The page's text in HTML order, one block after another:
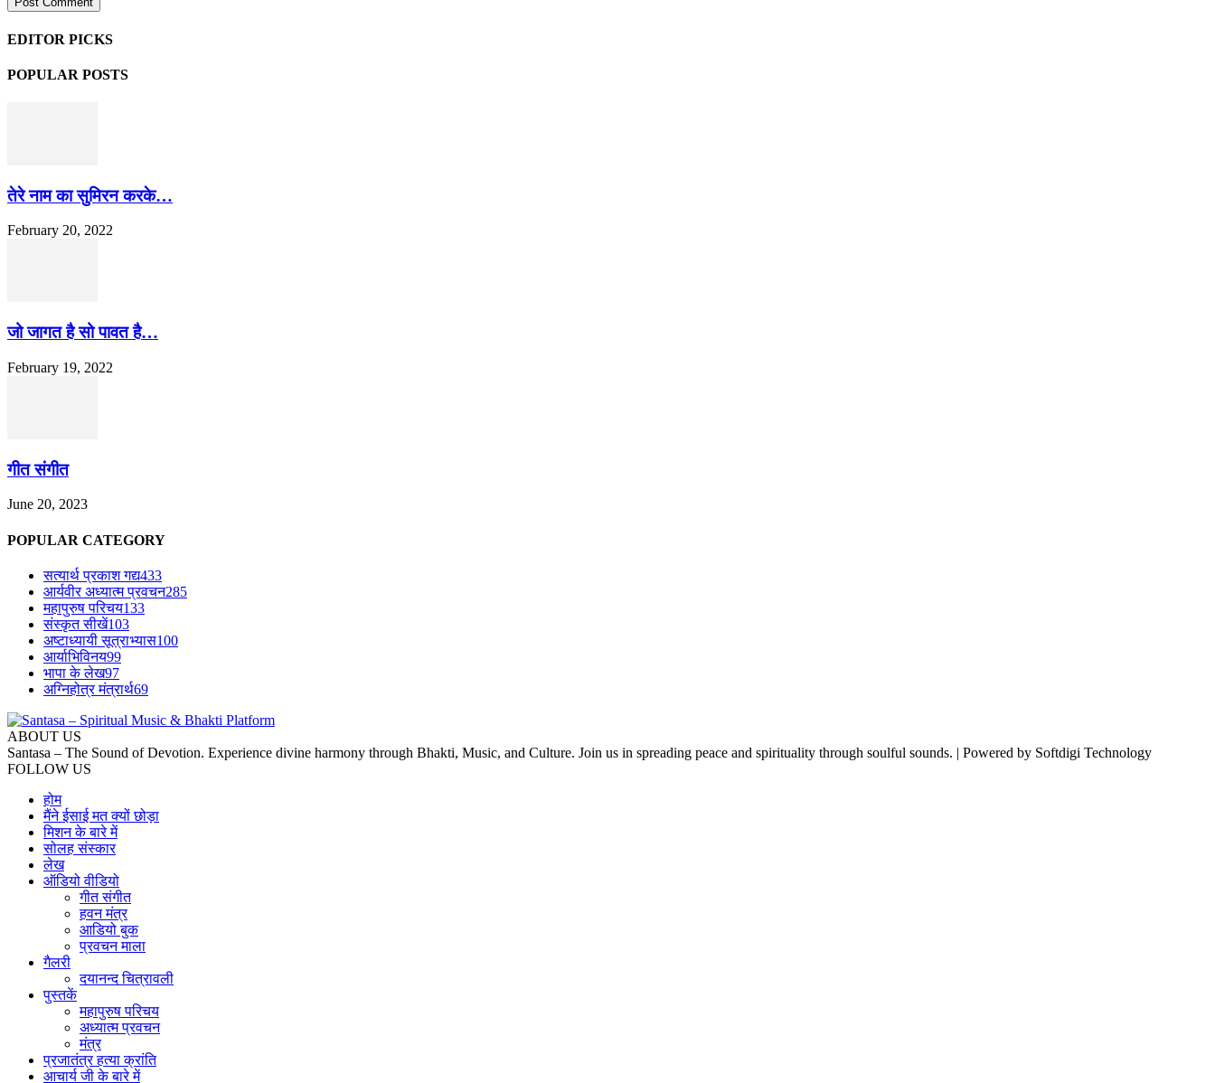
EDITOR PICKS
POPULAR POSTS
तेरे नाम का सुमिरन करके…
February 20, 2022
जो जागत है सो पावत है…
February 19, 2022
गीत संगीत
June 20, 2023
POPULAR CATEGORY
सत्यार्थ प्रकाश गद्य433
आर्यवीर अध्यात्म प्रवचन285
महापुरुष परिचय133
संस्कृत सीखें103
अष्टाध्यायी सूत्राभ्यास100
आर्याभिविनय99
भापा के लेख97
अग्निहोत्र मंत्रार्थ69
ABOUT US
Santasa – The Sound of Devotion. Experience divine harmony through Bhakti, Music, and Culture. Join us in spreading peace and spirituality through soulful sounds. | Powered by Softdigi Technology
FOLLOW US
होम
मैंने ईसाई मत क्यों छोड़ा
मिशन के बारे में
सोलह संस्कार
लेख
ऑडियो वीडियो
गीत संगीत
हवन मंत्र
आडियो बुक
प्रवचन माला
गैलरी
दयानन्द चित्रावली
पुस्तकें
महापुरुष परिचय
अध्यात्म प्रवचन
मंत्र
प्रजातंत्र हत्या क्रांति
आचार्य जी के बारे में